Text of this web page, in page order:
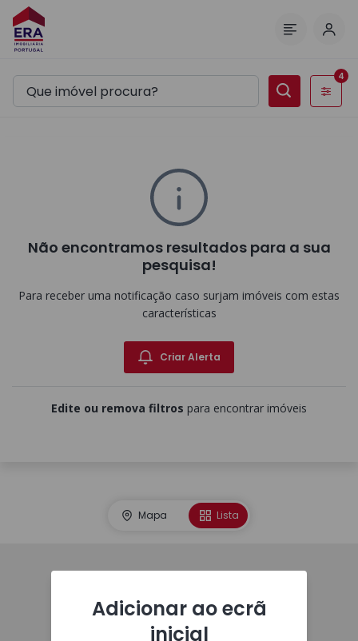
Filtros
4
Não encontramos resultados para a sua
pesquisa!
Para receber uma notificação caso surjam imóveis com estas
características
Criar Alerta
Edite ou remova filtros para encontrar imóveis
Mapa Lista
Adicionar ao ecrã
inicial